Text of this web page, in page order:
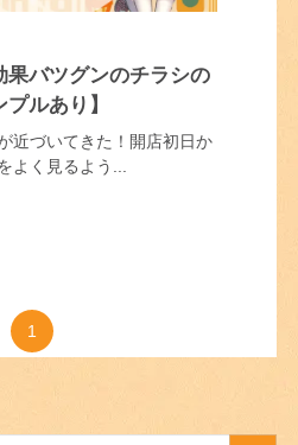
果バツグンのチラシの
ルあり】
近づいてきた！開店初日か
よく見るよう...
1